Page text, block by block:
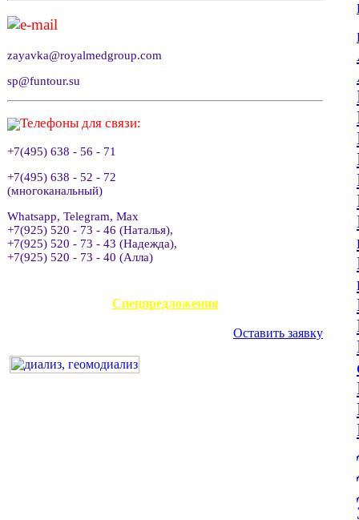
e-mail
zayavka@royalmedgroup.com
sp@funtour.su
Телефоны для связи:
+7(495) 638 - 56 - 71
+7(495) 638 - 52 - 72
(многоканальный)
Whatsapp, Telegram, Max
+7(925) 520 - 73 - 46 (Наталья),
+7(925) 520 - 73 - 43 (Надежда),
+7(925) 520 - 73 - 40 (Алла)
Спецпредложения
Оставить заявку